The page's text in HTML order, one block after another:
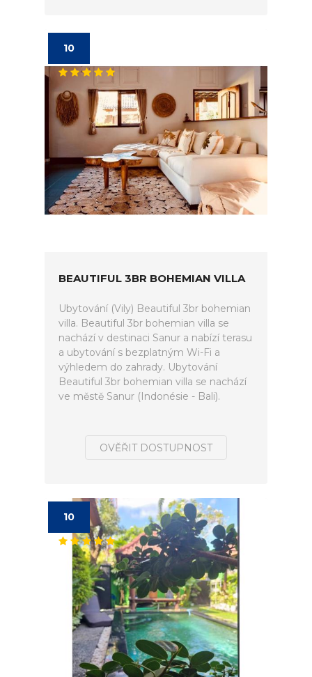
10
BEAUTIFUL 3BR BOHEMIAN VILLA
Ubytování (Vily) Beautiful 3br bohemian
villa. Beautiful 3br bohemian villa se
nachází v destinaci Sanur a nabízí terasu
a ubytování s bezplatným Wi-Fi a
výhledem do zahrady. Ubytování
Beautiful 3br bohemian villa se nachází
ve městě Sanur (Indonésie - Bali).
OVĚŘIT DOSTUPNOST
10